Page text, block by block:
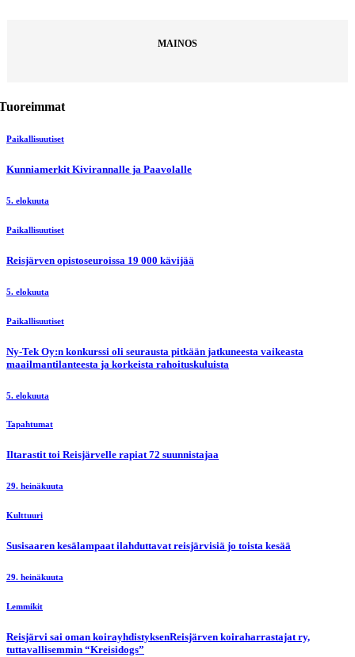
MAINOS
Paikallisuutiset
Kunniamerkit Kivirannalle ja Paavolalle
5. elokuuta
Paikallisuutiset
Reisjärven opistoseuroissa 19 000 kävijää
5. elokuuta
Paikallisuutiset
Ny-Tek Oy:n konkurssi oli seurausta pitkään jatkuneesta vaikeasta
maailmantilanteesta ja korkeista rahoituskuluista
5. elokuuta
Tapahtumat
Iltarastit toi Reisjärvelle rapiat 72 suunnistajaa
29. heinäkuuta
Kulttuuri
Susisaaren kesälampaat ilahduttavat reisjärvisiä jo toista kesää
29. heinäkuuta
Lemmikit
Reisjärvi sai oman koirayhdistyksenReisjärven koiraharrastajat ry,
tuttavallisemmin “Kreisidogs”